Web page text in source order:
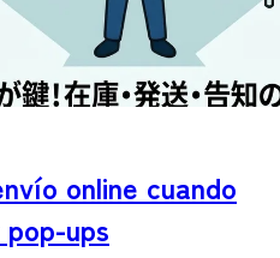
online cuando
ups